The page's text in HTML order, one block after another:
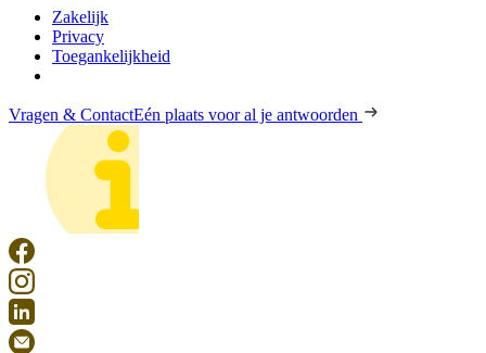
Zakelijk
Privacy
Toegankelijkheid
Vragen & ContactEén plaats voor al je antwoorden